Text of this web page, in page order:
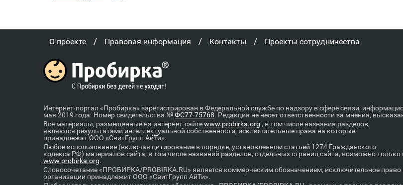
О проекте / Правовая информация / Контакты / Проекты сотрудничества
Интернет-портал «Пробирка» зарегистрирован в Федеральной службе по надзору в сфере связи,
мая 2019 года. Номер свидетельства №ФС77-75768. Редакция не несет ответственности за мнения,
Все материалы, размещенные на интернет-сайтеwww.probirka.org , в том числе названия разделов,
являются результатами интеллектуальной собственности, исключительные права на которые
принадлежат ООО «СвитГрупп АйТи».
Любое использование (включая цитирование в порядке, установленном статьей 1274 Гражданского
кодекса РФ) материалов сайта, в том числе названий разделов, отдельных страниц сайта, возможно
www.probirka.org.
Словосочетание «ПРОБИРКА/PROBIRKA.RU» является коммерческим обозначением, исключительное
организации принадлежит ООО «СвитГрупп АйТи».